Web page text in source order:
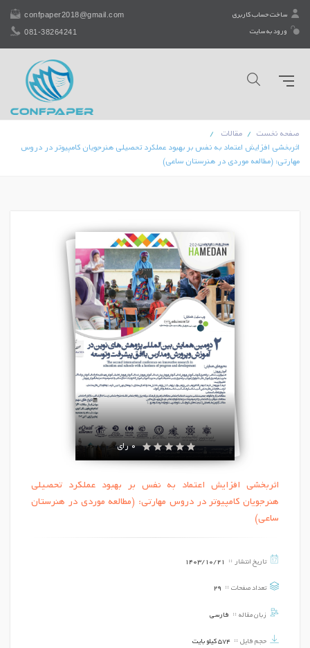
ساخت حساب کاربری
ورود به سایت
confpaper2018@gmail.com
081-38264241
صفحه نخست
مقالات
اثربخشی افزایش اعتماد به نفس بر بهبود عملکرد تحصیلی هنرجویان کامپیوتر در دروس
مهارتی: (مطالعه موردی در هنرستان ساعی)
0 رای
اثربخشی افزایش اعتماد به نفس بر بهبود عملکرد تحصیلی
هنرجویان کامپیوتر در دروس مهارتی: (مطالعه موردی در هنرستان
ساعی)
تاریخ انتشار 1403/10/21
تعداد صفحات 29
زبان مقاله فارسی
حجم فایل 574 کیلو بایت